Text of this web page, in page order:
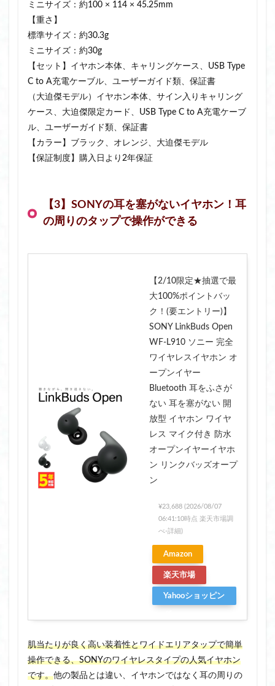
ミニサイズ：約100 × 114 × 45.25mm
【重さ】
標準サイズ：約30.3g
ミニサイズ：約30g
【セット】イヤホン本体、キャリングケース、USB Type
C to A充電ケーブル、ユーザーガイド類、保証書
（大迫傑モデル）イヤホン本体、サイン入りキャリング
ケース、大迫傑限定カード、USB Type C to A充電ケーブ
ル、ユーザーガイド類、保証書
【カラー】ブラック、オレンジ、大迫傑モデル
【保証制度】購入日より2年保証
【3】SONYの耳を塞がないイヤホン！耳
の周りのタップで操作ができる
【2/10限定★抽選で最
大100%ポイントバッ
ク！(要エントリー)】
SONY LinkBuds Open
WF-L910 ソニー 完全
ワイヤレスイヤホン オ
ープンイヤー
Bluetooth 耳をふさが
ない 耳を塞がない 開
放型 イヤホン ワイヤ
レス マイク付き 防水
オープンイヤーイヤホ
ン リンクバッズオープ
ン
¥23,688 (2026/08/07
06:41:10時点 楽天市場調
べ-詳細)
Amazon
楽天市場
Yahooショッピン
肌当たりが良く高い装着性とワイドエリアタップで簡単
操作できる、SONYのワイヤレスタイプの人気イヤホン
です。他の製品とは違い、イヤホンではなく耳の周りの